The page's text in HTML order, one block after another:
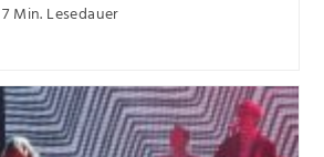
7 Min. Lesedauer